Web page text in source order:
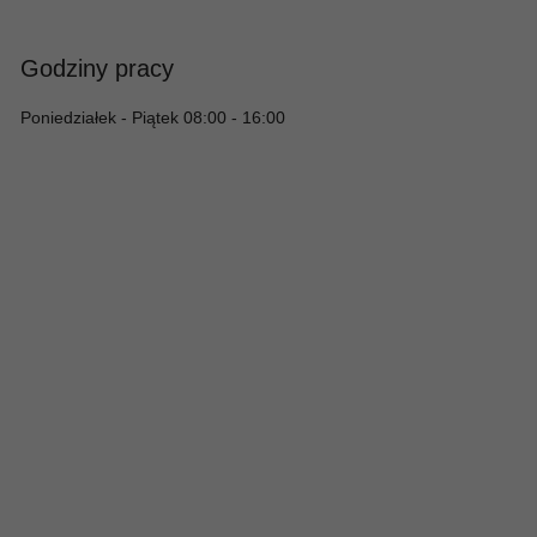
Godziny pracy
Poniedziałek - Piątek 08:00 - 16:00